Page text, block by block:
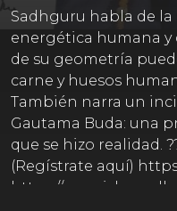
Sadhguru habla de la
energética humana y
de su geometría
carne y huesos
También narra un
Gautama Buda: una
que se hizo realidad.
(Regístrate aquí)
https://